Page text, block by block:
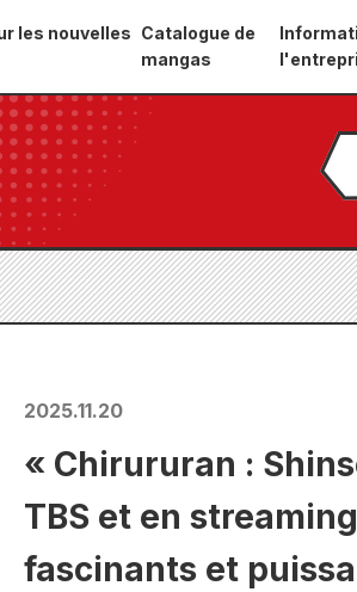
les nouvelles Catalogue de
mangas
2025.11.20
« Chirururan :
TBS et en
fascinants et